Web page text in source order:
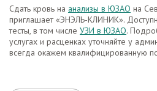
Сдать кровь на анализы в ЮЗАО на
приглашает «ЭНЭЛЬ-КЛИНИК».
тесты, в том числе УЗИ в ЮЗАО.
услугах и расценках уточняйте у
всегда окажем квалифицированную